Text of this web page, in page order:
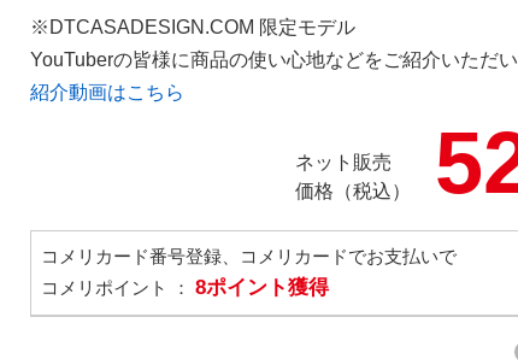
※DTCASADESIGN.COM 限定モデル
YouTuberの皆様に商品の使い心地などをご紹介いただい
紹介動画はこちら
ネット販売
価格（税込）
コメリカード番号登録、コメリカードでお支払いで
コメリポイント ： 8ポイント獲得